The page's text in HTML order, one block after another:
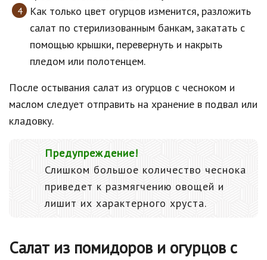
Как только цвет огурцов изменится, разложить
салат по стерилизованным банкам, закатать с
помощью крышки, перевернуть и накрыть
пледом или полотенцем.
После остывания салат из огурцов с чесноком и
маслом следует отправить на хранение в подвал или
кладовку.
Предупреждение!
Слишком большое количество чеснока
приведет к размягчению овощей и
лишит их характерного хруста.
Салат из помидоров и огурцов с